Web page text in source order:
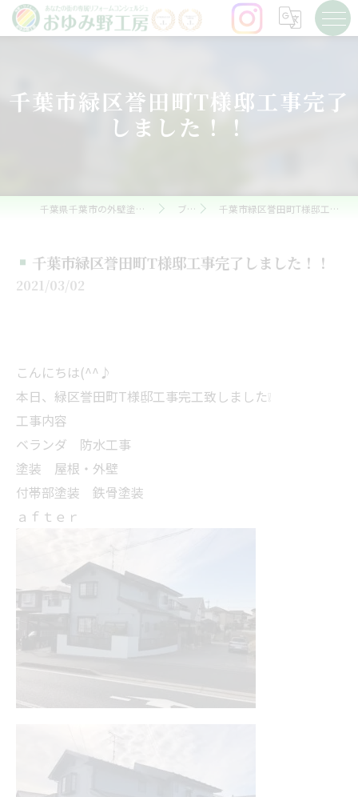
千葉市緑区誉田町T様邸工事完了
しました！！
千葉県千葉市の外壁塗装ならおゆみ野工房 ブログ 千葉市緑区誉田町T様邸工事完了しました！！
千葉市緑区誉田町T様邸工事完了しました！！
2021/03/02
こんにちは(^^♪
本日、緑区誉田町T様邸工事完工致しました❕
工事内容
ベランダ 防水工事
塗装 屋根・外壁
付帯部塗装 鉄骨塗装
ａｆｔｅｒ